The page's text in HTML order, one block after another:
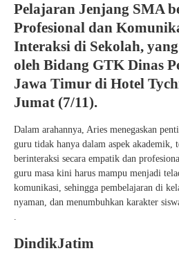
Pelajaran Jenjang SMA
Profesional dan
Interaksi di Sekolah,
oleh Bidang GTK Dinas
Jawa Timur di Hotel
Jumat (7/11).
Dalam arahannya, Aries menegaskan
guru tidak hanya dalam aspek akademik,
berinteraksi secara empatik dan
guru masa kini harus mampu menjadi
komunikasi, sehingga pembelajaran di
nyaman, dan menumbuhkan karakter
.
DindikJatim